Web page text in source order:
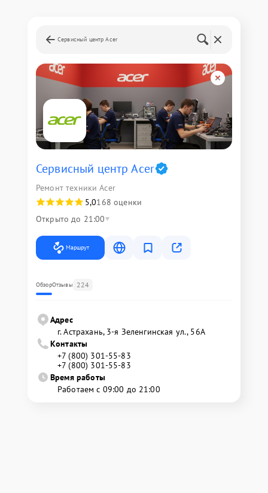
Сервисный центр Acer
Сервисный центр Acer
Ремонт техники Acer
5,0168 оценки
Открыто до 21:00
Маршрут
ОбзорОтзывы 224
Адрес
г. Астрахань, 3-я Зеленгинская ул., 56А
Контакты
+7 (800) 301-55-83
+7 (800) 301-55-83
Время работы
Работаем с 09:00 до 21:00